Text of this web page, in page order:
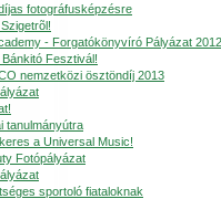
fotográfusképzésre
- Forgatókönyvíró Pályázat 2012
Fesztivál!
nemzetközi ösztöndíj 2013
tanulmányútra
a Universal Music!
Fotópályázat
sportoló fiataloknak